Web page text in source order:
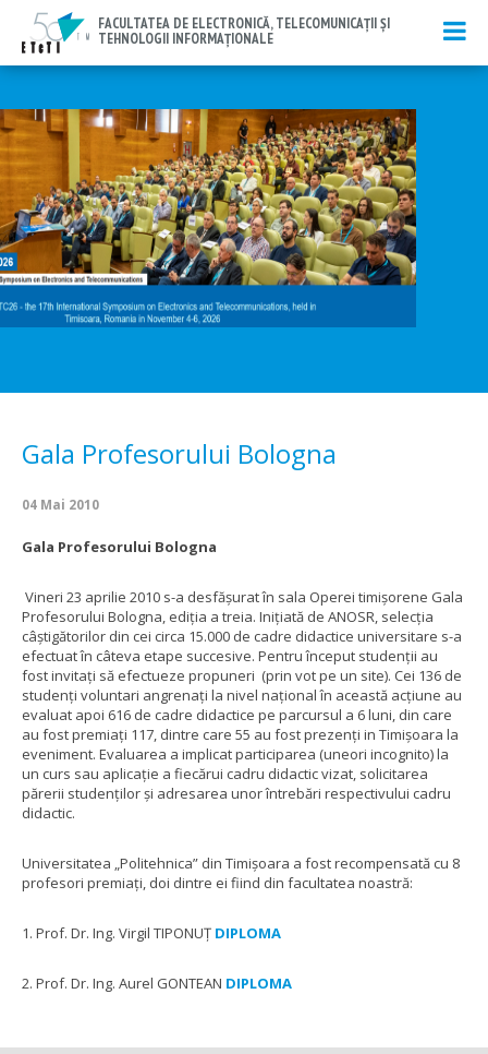
FACULTATEA DE ELECTRONICĂ, TELECOMUNICAŢII ŞI
TEHNOLOGII INFORMAȚIONALE
Gala Profesorului Bologna
04 Mai 2010
Gala Profesorului Bologna
Vineri 23 aprilie 2010 s-a desfăşurat în sala Operei timișorene Gala
Profesorului Bologna, ediţia a treia. Iniţiată de ANOSR, selecţia
câştigătorilor din cei circa 15.000 de cadre didactice universitare s-a
efectuat în câteva etape succesive. Pentru început studenţii au
fost invitaţi să efectueze propuneri (prin vot pe un site). Cei 136 de
studenţi voluntari angrenaţi la nivel naţional în această acţiune au
evaluat apoi 616 de cadre didactice pe parcursul a 6 luni, din care
au fost premiaţi 117, dintre care 55 au fost prezenți in Timișoara la
eveniment. Evaluarea a implicat participarea (uneori incognito) la
un curs sau aplicaţie a fiecărui cadru didactic vizat, solicitarea
părerii studenților și adresarea unor întrebări respectivului cadru
didactic.
Universitatea „Politehnica” din Timișoara a fost recompensată cu 8
profesori premiaţi, doi dintre ei fiind din facultatea noastră:
1. Prof. Dr. Ing. Virgil TIPONUŢ DIPLOMA
2. Prof. Dr. Ing. Aurel GONTEAN DIPLOMA